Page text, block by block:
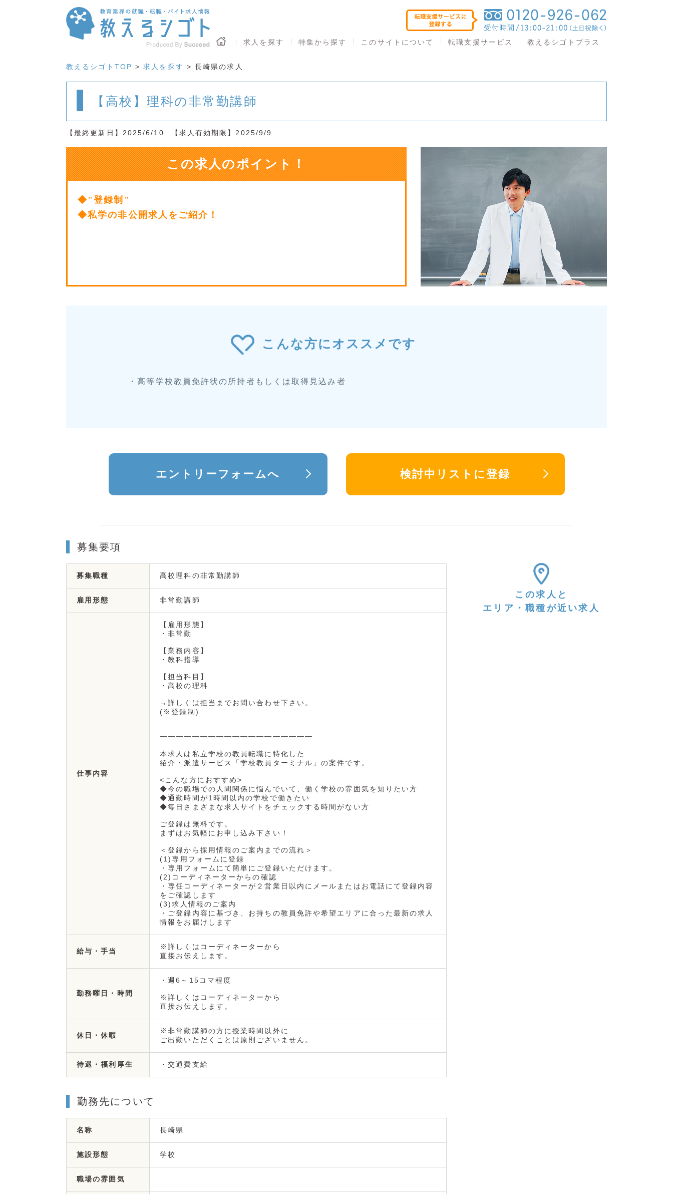
求人を探す 特集から探す このサイトについて 転職支援サービス 教えるシゴトプラス
教えるシゴトTOP >求人を探す > 長崎県の求人
【高校】理科の非常勤講師
【最終更新日】2025/6/10 【求人有効期限】2025/9/9
この求人のポイント！
◆"登録制"
◆私学の非公開求人をご紹介！
こんな方にオススメです
・高等学校教員免許状の所持者もしくは取得見込み者
エントリーフォームへ 検討中リストに登録
募集要項
募集職種 高校理科の非常勤講師
雇用形態 非常勤講師
仕事内容
【雇用形態】
・非常勤
【業務内容】
・教科指導
【担当科目】
・高校の理科
→詳しくは担当までお問い合わせ下さい。
(※登録制)
━━━━━━━━━━━━━━━━━━━
本求人は私立学校の教員転職に特化した
紹介・派遣サービス「学校教員ターミナル」の案件です。
<こんな方におすすめ>
◆今の職場での人間関係に悩んでいて、働く学校の雰囲気を知りたい方
◆通勤時間が1時間以内の学校で働きたい
◆毎日さまざまな求人サイトをチェックする時間がない方
ご登録は無料です。
まずはお気軽にお申し込み下さい！
＜登録から採用情報のご案内までの流れ＞
(1)専用フォームに登録
・専用フォームにて簡単にご登録いただけます。
(2)コーディネーターからの確認
・専任コーディネーターが２営業日以内にメールまたはお電話にて登録内容
をご確認します
(3)求人情報のご案内
・ご登録内容に基づき、お持ちの教員免許や希望エリアに合った最新の求人
情報をお届けします
給与・手当
※詳しくはコーディネーターから
直接お伝えします。
勤務曜日・時間
・週6～15コマ程度
※詳しくはコーディネーターから
直接お伝えします。
休日・休暇
※非常勤講師の方に授業時間以外に
ご出勤いただくことは原則ございません。
待遇・福利厚生 ・交通費支給
勤務先について
名称 長崎県
施設形態 学校
職場の雰囲気
この求人と
エリア・職種が近い求人